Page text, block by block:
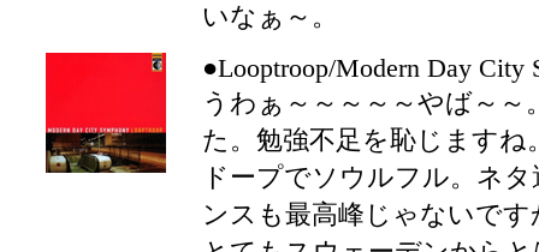
いなぁ～。
●Looptroop/Modern Day City
うわぁ～～～～～やば～
た。勉強不足を恥じますね
ドープでソウルフル。ネ
ンスも最高峰じゃないです